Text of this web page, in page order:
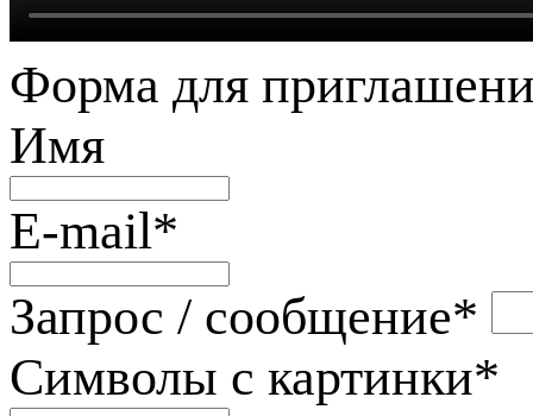
Форма для
Имя
E-mail*
Запрос / сообщение*
Символы с картинки*